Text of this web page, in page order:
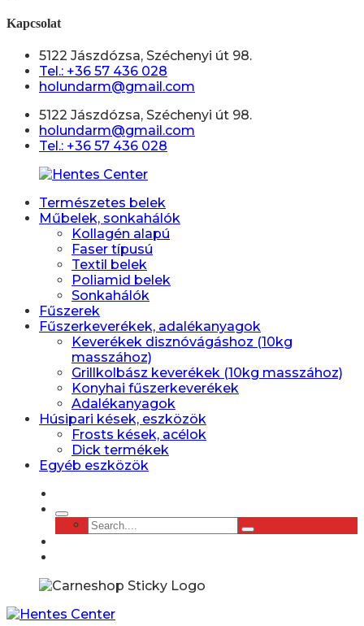
Kapcsolat
5122 Jászdózsa, Széchenyi út 98.
Tel.: +36 57 436 028
holundarm@gmail.com
5122 Jászdózsa, Széchenyi út 98.
holundarm@gmail.com
Tel.: +36 57 436 028
Természetes belek
Műbelek, sonkahálók
Kollagén alapú
Faser típusú
Textil belek
Poliamid belek
Sonkahálók
Fűszerek
Fűszerkeverékek, adalékanyagok
Keverékek disznóvágáshoz (10kg
masszához)
Grillkolbász keverékek (10kg masszához)
Konyhai fűszerkeverékek
Adalékanyagok
Húsipari kések, eszközök
Frosts kések, acélok
Dick termékek
Egyéb eszközök